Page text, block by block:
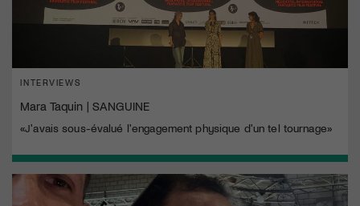
INTERVIEWS
Mara Taquin | SANGUINE
«J'avais sous-évalué l'engagement physique d'un tel tournage»